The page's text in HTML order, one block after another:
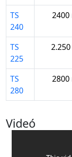
TS
240
TS
225
TS
280
Videó